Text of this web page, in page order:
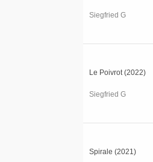
Siegfried G
Le Poivrot (2022)
Siegfried G
Spirale (2021)